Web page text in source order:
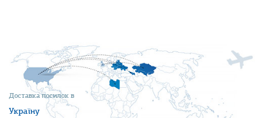
Доставка посилок в
Україну